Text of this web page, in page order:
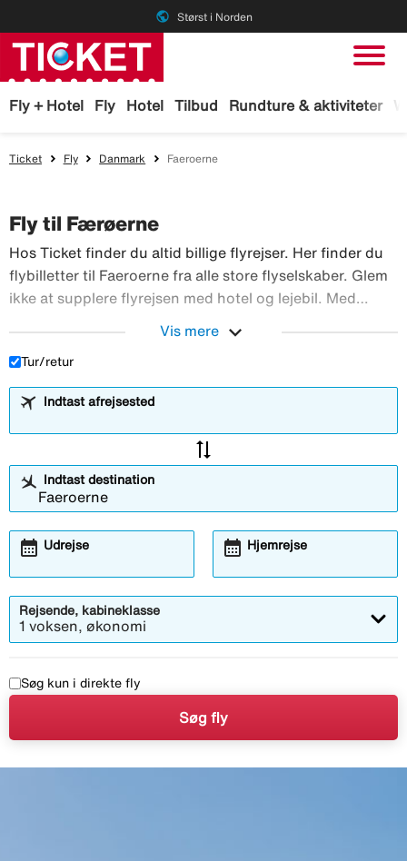
public Størst i Norden
Fly + Hotel Fly Hotel Tilbud Rundture & aktiviteter
Ticket Fly Danmark Faeroerne
Fly til Færøerne
Hos Ticket finder du altid billige flyrejser. Her finder du
flybilletter til Faeroerne fra alle store flyselskaber. Glem
ikke at supplere flyrejsen med hotel og lejebil. Med
Vis mere expand_more
Tur/retur
Indtast afrejsested
sync_alt
Indtast destination
Udrejse
calendar_month Hjemrejse
calendar_month
Rejsende, kabineklasse
1 voksen, økonomi
Søg kun i direkte fly
Søg fly